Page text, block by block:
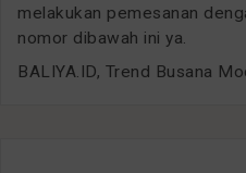
melakukan pemesanan
nomor dibawah ini ya.
BALIYA.ID, Trend Busana